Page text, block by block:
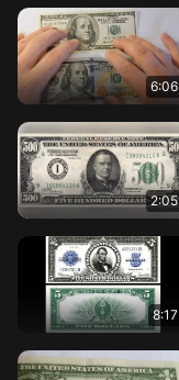
6:06
2:05
8:17